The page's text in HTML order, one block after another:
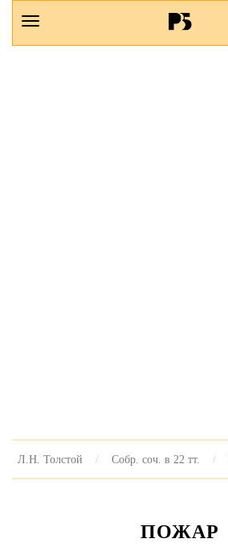
Л.Н. Толстой Собр. соч. в 22 тт.
ПОЖАР